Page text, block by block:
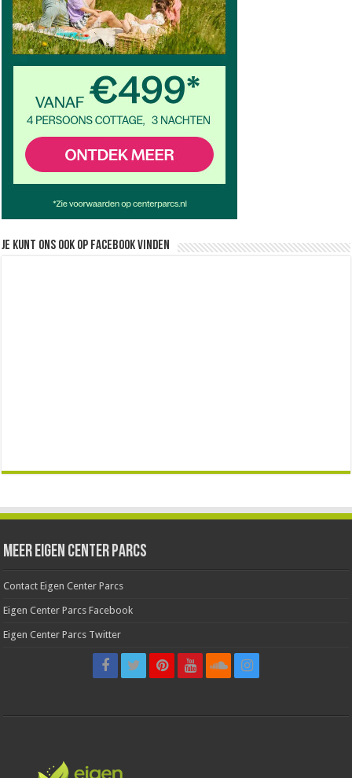
Je kunt ons ook op facebook vinden
Meer Eigen Center Parcs
Contact Eigen Center Parcs
Eigen Center Parcs Facebook
Eigen Center Parcs Twitter